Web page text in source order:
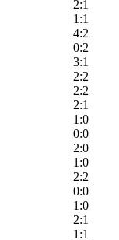
2:1
1:1
4:2
0:2
3:1
2:2
2:2
2:1
1:0
0:0
2:0
1:0
2:2
0:0
1:0
2:1
1:1